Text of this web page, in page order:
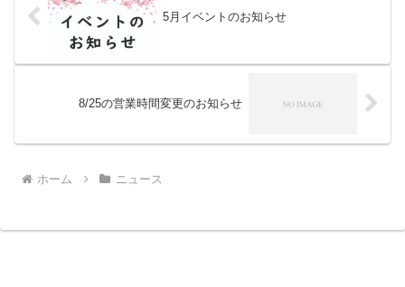
5月イベントのお知らせ
8/25の営業時間変更のお知らせ
ホーム ニュース